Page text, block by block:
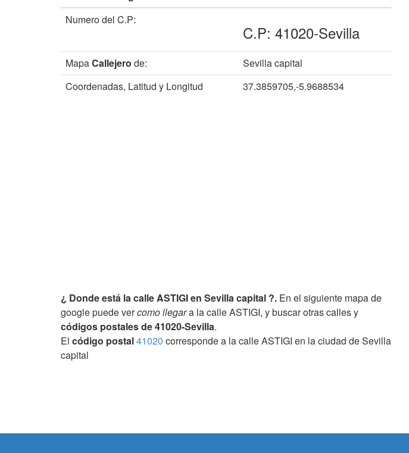
Numero del C.P:
C.P: 41020-Sevilla
MapaCallejero de:
Sevilla capital
Coordenadas, Latitud y Longitud
37.3859705,-5.9688534
¿ Donde está la calle ASTIGI en Sevilla capital ?. En el siguiente mapa de
google puede vercomo llegara la calle ASTIGI, y buscar otras calles y
códigos postales de 41020-Sevilla.
El código postal41020 corresponde a la calle ASTIGI en la ciudad de Sevilla
capital